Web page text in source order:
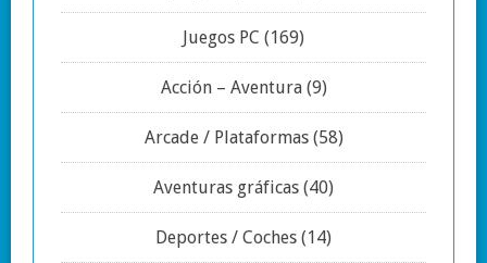
Juegos PC (169)
Acción – Aventura(9)
Arcade / Plataformas(58)
Aventuras gráficas (40)
Deportes / Coches (14)